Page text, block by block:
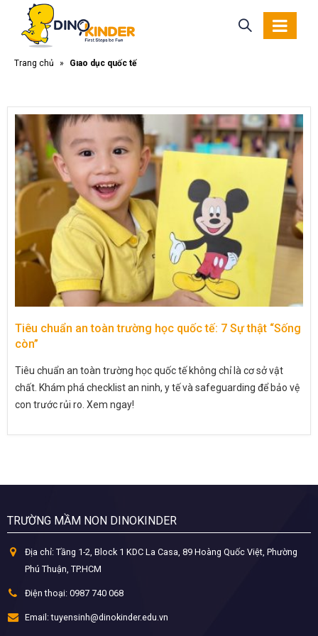
Trang chủ » Giáo dục quốc tế
Tiêu chuẩn an toàn trường học quốc tế: 7 Sự thật “Sống
còn”
Tiêu chuẩn an toàn trường học quốc tế không chỉ là cơ sở vật
chất. Khám phá checklist an ninh, y tế và safeguarding để bảo vệ
con trước rủi ro. Xem ngay!
TRƯỜNG MẦM NON DINOKINDER
Địa chỉ: Tầng 1-2, Block 1 KDC La Casa, 89 Hoàng Quốc Việt, Phường
Phú Thuận, TP.HCM
Điện thoại: 0987 740 068
Email: tuyensinh@dinokinder.edu.vn